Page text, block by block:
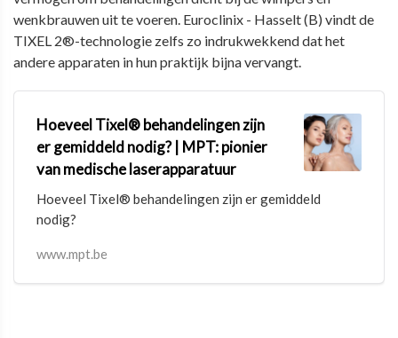
wenkbrauwen uit te voeren. Euroclinix - Hasselt (B) vindt de
TIXEL 2®-technologie zelfs zo indrukwekkend dat het
andere apparaten in hun praktijk bijna vervangt.
Hoeveel Tixel® behandelingen zijn
er gemiddeld nodig? | MPT: pionier
van medische laserapparatuur
Hoeveel Tixel® behandelingen zijn er gemiddeld
nodig?
www.mpt.be